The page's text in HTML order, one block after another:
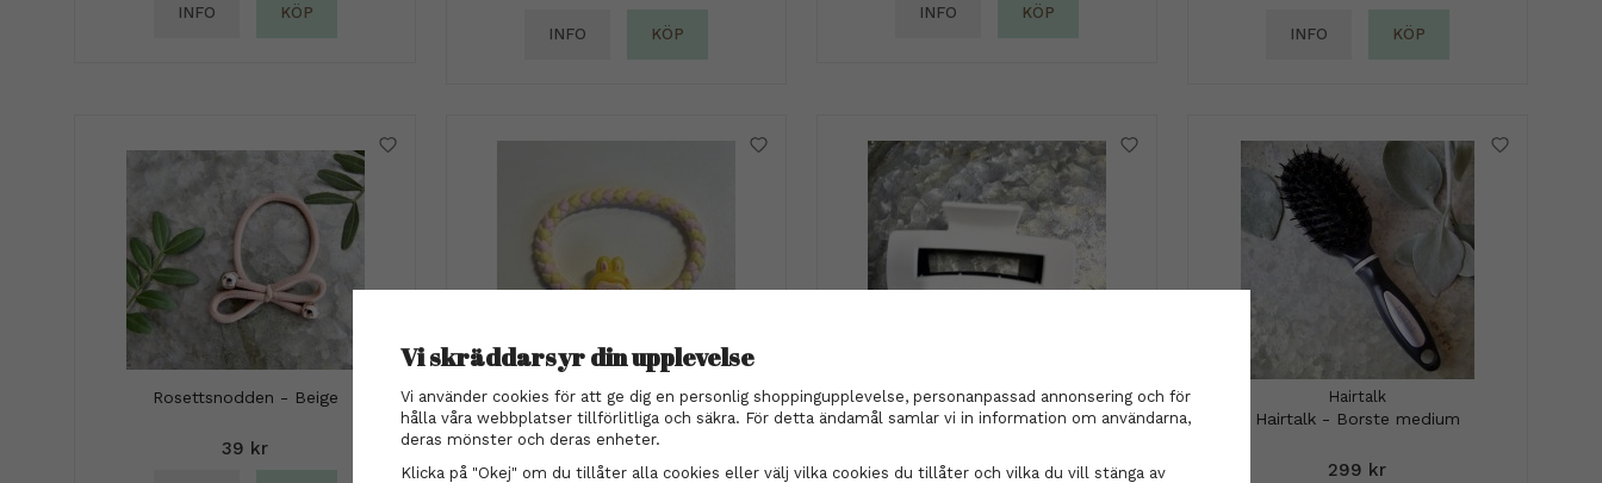
INFO KÖP
INFO KÖP
INFO KÖP
INFO KÖP
Rosettsnodden - Beige
39 kr
Labubu hårsnodd - Gul
89 kr
Hårklämma - Dubbel Hairtalk
Hairtalk - Borste medium
299 kr
Vi skräddarsyr din upplevelse
Vi använder cookies för att ge dig en personlig shoppingupplevelse, personanpassad annonsering och för
hålla våra webbplatser tillförlitliga och säkra. För detta ändamål samlar vi in information om användarna,
deras mönster och deras enheter.
Klicka på "Okej" om du tillåter alla cookies eller välj vilka cookies du tillåter och vilka du vill stänga av